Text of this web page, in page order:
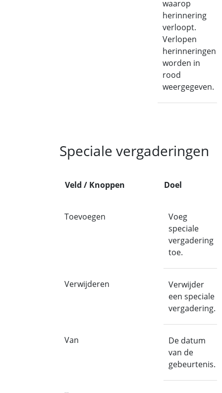
waarop
herinnering
verloopt.
Verlopen
herinneringen
worden in
rood
weergegeven.
Speciale vergaderingen
Veld / Knoppen Doel
Toevoegen
Voeg
speciale
vergadering
toe.
Verwijderen
Verwijder
een speciale
vergadering.
Van
De datum
van de
gebeurtenis.